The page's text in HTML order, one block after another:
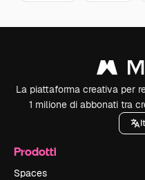
La piattaforma creativa per
1 milione di abbonati tra
Prodotti
Spaces